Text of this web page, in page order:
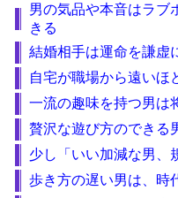
男の気品や本音はラブ
きる
結婚相手は運命を謙虚
自宅が職場から遠いほ
一流の趣味を持つ男は
贅沢な遊び方のできる
少し「いい加減な男、
歩き方の遅い男は、時